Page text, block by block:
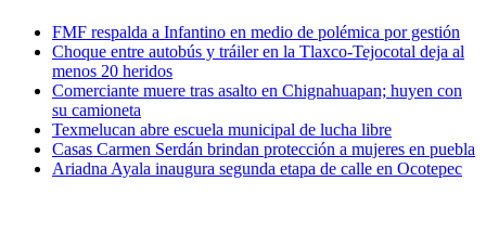
FMF respalda a Infantino en medio de polémica por gestión
Choque entre autobús y tráiler en la Tlaxco-Tejocotal deja al
menos 20 heridos
Comerciante muere tras asalto en Chignahuapan; huyen con
su camioneta
Texmelucan abre escuela municipal de lucha libre
Casas Carmen Serdán brindan protección a mujeres en puebla
Ariadna Ayala inaugura segunda etapa de calle en Ocotepec